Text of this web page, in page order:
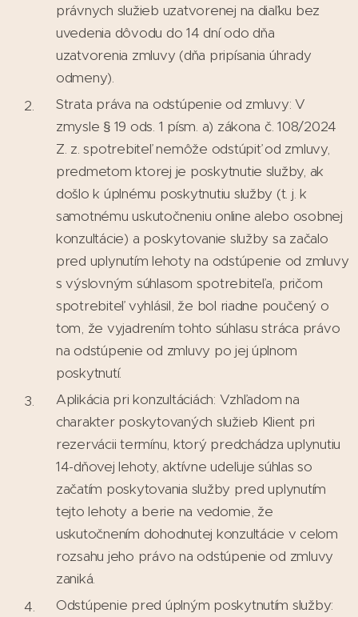
právnych služieb uzatvorenej na diaľku bez
uvedenia dôvodu do 14 dní odo dňa
uzatvorenia zmluvy (dňa pripísania úhrady
odmeny).
Strata práva na odstúpenie od zmluvy: V
zmysle § 19 ods. 1 písm. a) zákona č. 108/2024
Z. z. spotrebiteľ nemôže odstúpiť od zmluvy,
predmetom ktorej je poskytnutie služby, ak
došlo k úplnému poskytnutiu služby (t. j. k
samotnému uskutočneniu online alebo osobnej
konzultácie) a poskytovanie služby sa začalo
pred uplynutím lehoty na odstúpenie od zmluvy
s výslovným súhlasom spotrebiteľa, pričom
spotrebiteľ vyhlásil, že bol riadne poučený o
tom, že vyjadrením tohto súhlasu stráca právo
na odstúpenie od zmluvy po jej úplnom
poskytnutí.
Aplikácia pri konzultáciách: Vzhľadom na
charakter poskytovaných služieb Klient pri
rezervácii termínu, ktorý predchádza uplynutiu
14-dňovej lehoty, aktívne udeľuje súhlas so
začatím poskytovania služby pred uplynutím
tejto lehoty a berie na vedomie, že
uskutočnením dohodnutej konzultácie v celom
rozsahu jeho právo na odstúpenie od zmluvy
zaniká.
Odstúpenie pred úplným poskytnutím služby: